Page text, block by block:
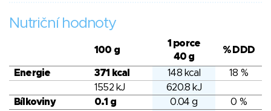
Nutriční hodnoty
100 g
1 porce
40 g
% DDD
Energie 371 kcal 148 kcal
18 %
1552 kJ
620.8 kJ
Bílkoviny
0.1 g 0.04 g
0 %